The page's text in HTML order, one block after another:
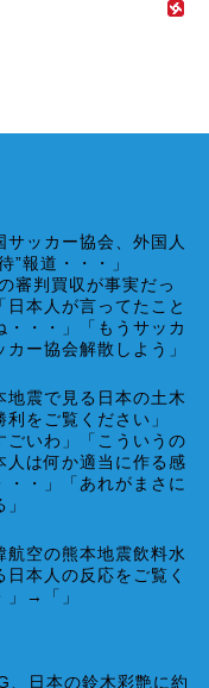
サッカー協会、外国人
”報道・・・」
審判買収が事実だっ
日本人が言ってたこと
・・・」「もうサッカ
カー協会解散しよう」
地震で見る日本の土木
をご覧ください」
いわ」「こういうの
人は何か適当に作る感
・・」「あれがまさに
航空の熊本地震飲料水
日本人の反応をご覧く
」→「」
、日本の鈴木彩艶に約